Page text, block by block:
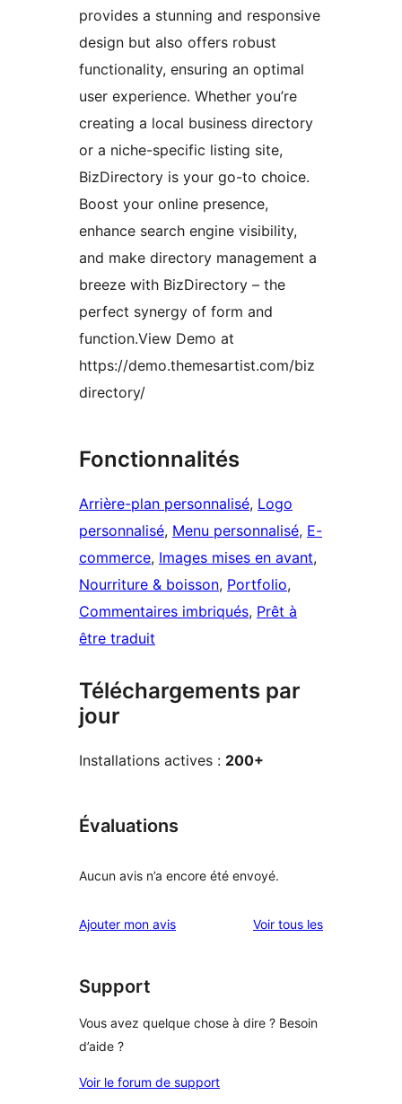
provides a stunning and responsive
design but also offers robust
functionality, ensuring an optimal
user experience. Whether you’re
creating a local business directory
or a niche-specific listing site,
BizDirectory is your go-to choice.
Boost your online presence,
enhance search engine visibility,
and make directory management a
breeze with BizDirectory – the
perfect synergy of form and
function.View Demo at
https://demo.themesartist.com/biz
directory/
Fonctionnalités
Arrière-plan personnalisé, Logo
personnalisé, Menu personnalisé, E-
commerce, Images mises en avant
Nourriture & boisson, Portfolio
Commentaires imbriqués, Prêt à
être traduit
Téléchargements par
jour
Installations actives : 200+
Évaluations
Aucun avis n’a encore été envoyé.
Ajouter mon avis Voir tous lesavis
Support
Vous avez quelque chose à dire ? Besoin
d’aide ?
Voir le forum de support